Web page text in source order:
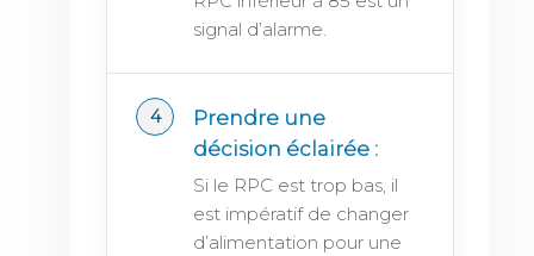
signal d’alarme.
Prendre une
décision éclairée :
Si le RPC est trop bas, il
est impératif de changer
d’alimentation pour une